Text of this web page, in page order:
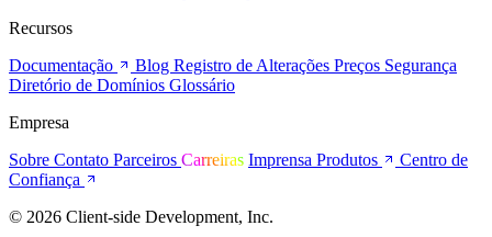
Recursos
Documentação
Blog Registro de Alterações Preços Segurança
Diretório de Domínios Glossário
Empresa
Sobre Contato Parceiros Carreiras Imprensa Produtos
Centro de
Confiança
© 2026 Client-side Development, Inc.